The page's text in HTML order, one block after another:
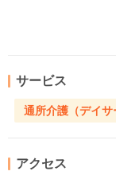
サービス
通所介護（デイサ
アクセス